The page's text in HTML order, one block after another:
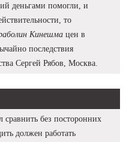
деньгами помогли, и
то
Кинешма цен в
последствия
Сергей Рябов, Москва.
сравнить без посторонних
должен работать